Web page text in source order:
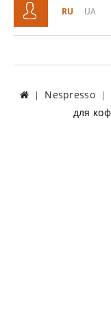
RU UA
Nespresso
для